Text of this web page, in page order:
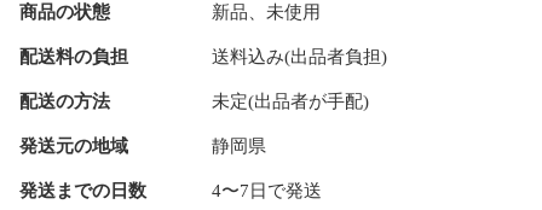
1951年アメリカ人の父と日本人の母との間に大阪市西成区で
生まれ育つ。
異彩を放つ全身TATOOを彫り込んだ"不良牧師"。
インターナショナルスクール卒業後、渡米。全米レスリング
（サンボ）選手権チャンピオン2回。パンアメリカン大会銀メ
ダル。全米柔道選手権大会3位。23歳で洗礼を受ける。首の骨
1982年から伝道活動の拠点を日本に移し、路傍伝道、日本列
商品の状態 新品、未使用
配送料の負担 送料込み(出品者負担)
配送の方法 未定(出品者が手配)
発送元の地域 静岡県
発送までの日数 4〜7日で発送